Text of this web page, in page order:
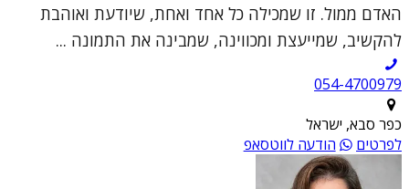
האדם ממול. זו שמכילה כל אחד ואחת, שיודעת ואוהבת
להקשיב, שמייעצת ומכווינה, שמבינה את התמונה ...
054-4700979
כפר סבא, ישראל
לפרטים
הודעה לווטסאפ